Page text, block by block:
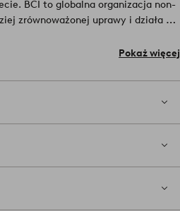
BCI to globalna organizacja non-
zrównoważonej uprawy i działa na
pestycydów. BCI zapewnia
Kupując ten produkt,
100% bawełna.
Pokaż więcej